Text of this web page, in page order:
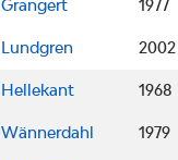
Grangert 1977
Lundgren 2002
Hellekant 1968
Wännerdahl 1979